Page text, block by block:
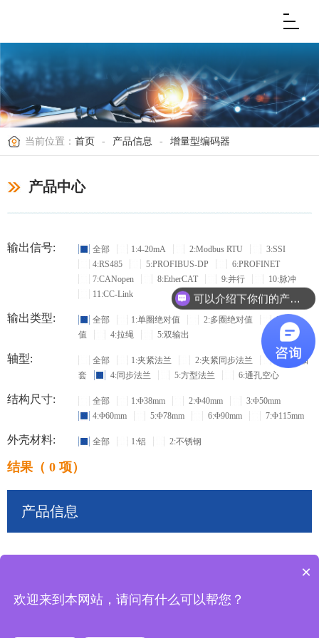
当前位置： 首页 - 产品信息 - 增量型编码器
产品中心
输出信号: 全部 1:4-20mA 2:Modbus RTU
3:SSI
4:RS485
5:PROFIBUS-DP
6:PROFINET
7:CANopen
8:EtherCAT 9:并行
10:脉冲
11:CC-Link
输出类型: 全部 1:单圈绝对值 2:多圈绝对值
3:增量
值
4:拉绳 5:双输出
轴型: 全部 1:夹紧法兰 2:夹紧同步法兰
3:盲孔轴
套
4:同步法兰 5:方型法兰 6:通孔空心
结构尺寸: 全部 1:Φ38mm 2:Φ40mm
3:Φ50mm
4:Φ60mm
5:Φ78mm 6:Φ90mm 7:Φ115mm
外壳材料: 全部 1:铝 2:不锈钢
结果（ 0 项）
产品信息
可以介绍下你们的产品么？
×
欢迎来到本网站，请问有什么可以帮您？